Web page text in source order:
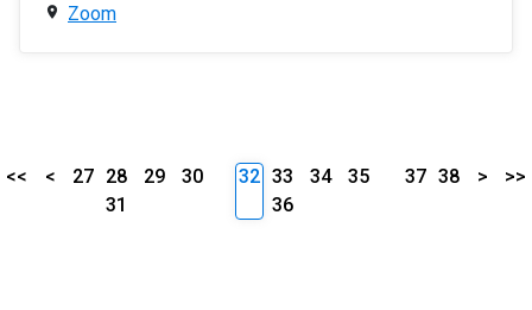
Zoom
<< < 27 28 29
30
31
32 33 34
35
36
37 38 > >>